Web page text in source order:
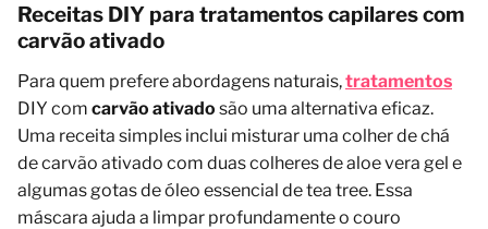
Receitas DIY para tratamentos capilares com
carvão ativado
Para quem prefere abordagens naturais,tratamentos
DIY com carvão ativado são uma alternativa eficaz.
Uma receita simples inclui misturar uma colher de chá
de carvão ativado com duas colheres de aloe vera gel e
algumas gotas de óleo essencial de tea tree. Essa
máscara ajuda a limpar profundamente o couro